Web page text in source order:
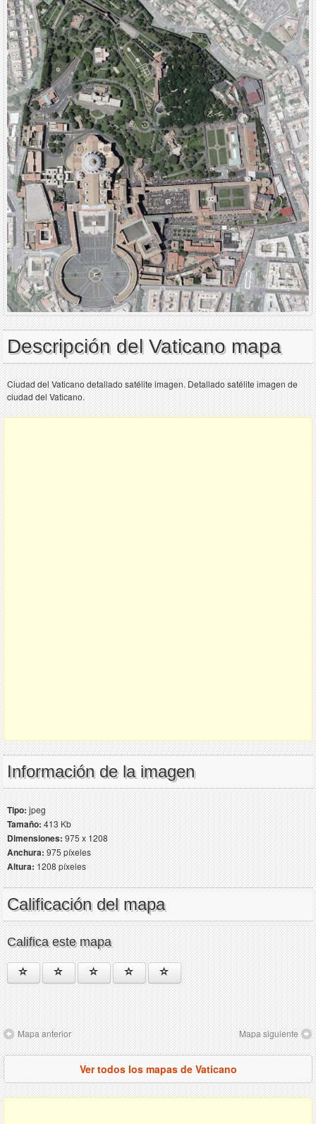
Descripción del Vaticano mapa
Ciudad del Vaticano detallado satélite imagen. Detallado satélite imagen de
ciudad del Vaticano.
Información de la imagen
Tipo:jpeg
Tamaño:413 Kb
Dimensiones:975 x 1208
Anchura:975 píxeles
Altura:1208 píxeles
Calificación del mapa
Califica este mapa
Mapa anterior Mapa siguiente
Ver todos los mapas de Vaticano